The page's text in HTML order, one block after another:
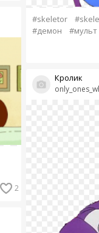
2
#skeletor
#демон
#мульт
Кролик